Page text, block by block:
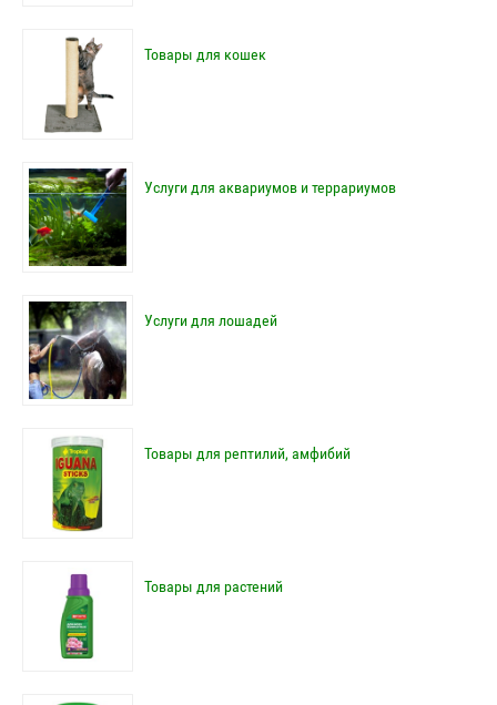
Товары для кошек
Услуги для аквариумов и террариумов
Услуги для лошадей
Товары для рептилий, амфибий
Товары для растений